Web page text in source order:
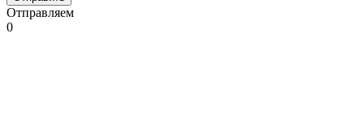
Отправляем
0